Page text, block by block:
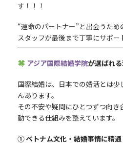
す！！！
“運命のパートナー”と出会うた
スタッフが最後まで丁寧にサポー
アジア国際結婚学院が選ばれ
国際結婚は、日本での婚活とは
んあります。
その不安や疑問にひとつずつ向
動できる仕組みを整えています。
① ベトナム文化・結婚事情に精